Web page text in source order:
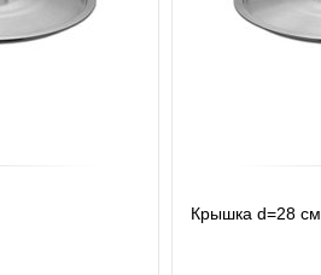
Крышка d=28 см